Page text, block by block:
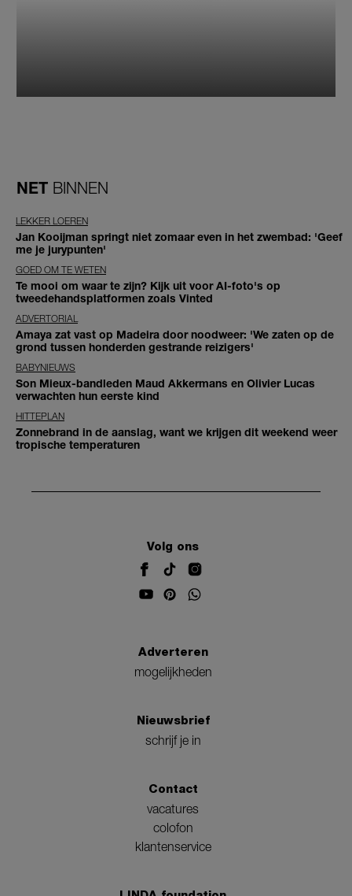
NET BINNEN
LEKKER LOEREN
Jan Kooijman springt niet zomaar even in het zwembad: 'Geef
me je jurypunten'
GOED OM TE WETEN
Te mooi om waar te zijn? Kijk uit voor AI-foto's op
tweedehandsplatformen zoals Vinted
ADVERTORIAL
Amaya zat vast op Madeira door noodweer: 'We zaten op de
grond tussen honderden gestrande reizigers'
BABYNIEUWS
Son Mieux-bandleden Maud Akkermans en Olivier Lucas
verwachten hun eerste kind
HITTEPLAN
Zonnebrand in de aanslag, want we krijgen dit weekend weer
tropische temperaturen
Volg ons
Adverteren
mogelijkheden
Nieuwsbrief
schrijf je in
Contact
vacatures
colofon
klantenservice